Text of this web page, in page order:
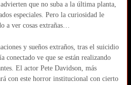
que no suba a la última planta,
especiales. Pero la curiosidad le
a ver cosas extrañas…
y sueños extraños, tras el suicidio
conectado ve que se están realizando
El actor Pete Davidson, más
con este horror institucional con cierto